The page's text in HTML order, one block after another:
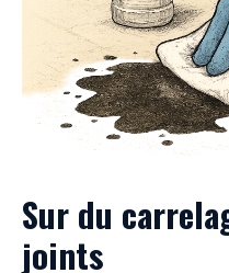
Sur du
joints